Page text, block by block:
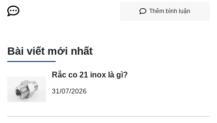
Thêm bình luận
Bài viết mới nhất
Rắc co 21 inox là gì?
31/07/2026